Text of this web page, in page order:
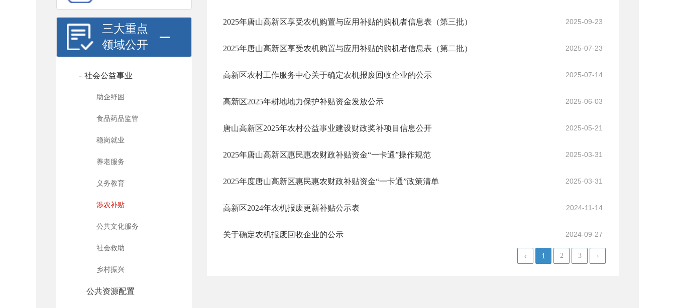
三大重点
领域公开
- 社会公益事业
助企纾困
食品药品监管
稳岗就业
养老服务
义务教育
涉农补贴
公共文化服务
社会救助
乡村振兴
公共资源配置
2025年唐山高新区享受农机购置与应用补贴的购机者信息表（第三批） 2025-09-23
2025年唐山高新区享受农机购置与应用补贴的购机者信息表（第二批） 2025-07-23
高新区农村工作服务中心关于确定农机报废回收企业的公示 2025-07-14
高新区2025年耕地地力保护补贴资金发放公示 2025-06-03
唐山高新区2025年农村公益事业建设财政奖补项目信息公开 2025-05-21
2025年唐山高新区惠民惠农财政补贴资金“一卡通”操作规范 2025-03-31
2025年度唐山高新区惠民惠农财政补贴资金“一卡通”政策清单 2025-03-31
高新区2024年农机报废更新补贴公示表 2024-11-14
关于确定农机报废回收企业的公示 2024-09-27
‹ 1 2 3 ›